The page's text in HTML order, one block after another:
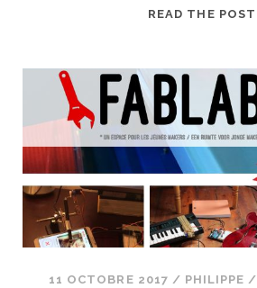
READ THE POST
11 OCTOBRE 2017 / PHILIPPE /